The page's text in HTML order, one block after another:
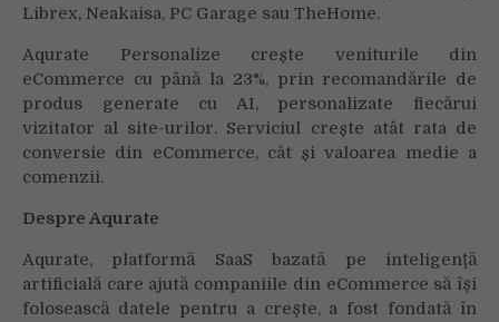
Librex, Neakaisa, PC Garage sau TheHome.
Aqurate Personalize crește veniturile din
eCommerce cu până la 23%, prin recomandările de
produs generate cu AI, personalizate fiecărui
vizitator al site-urilor. Serviciul crește atât rata de
conversie din eCommerce, cât și valoarea medie a
comenzii.
Despre Aqurate
Aqurate, platformă SaaS bazată pe inteligenţă
artificială care ajută companiile din eCommerce să îşi
folosească datele pentru a creşte, a fost fondată în